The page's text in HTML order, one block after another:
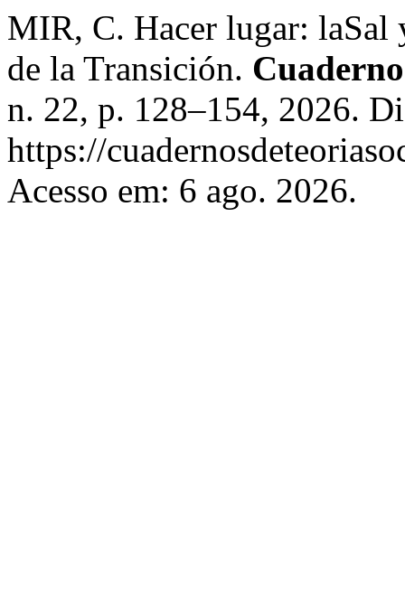
MIR, C. Hacer lugar: laSal
de la Transición.
n. 22, p. 128–154, 2026.
https://
Acesso em: 6 ago. 2026.